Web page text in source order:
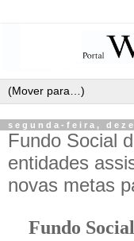
segunda-feira,
Fundo Social
entidades
novas metas
Fundo